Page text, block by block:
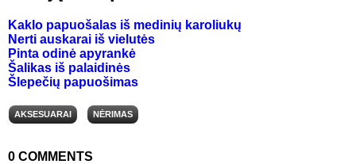
Kaklo papuošalas iš medinių karoliukų
Nerti auskarai iš vielutės
Pinta odinė apyrankė
Šalikas iš palaidinės
Šlepečių papuošimas
AKSESUARAI NĖRIMAS
0 COMMENTS